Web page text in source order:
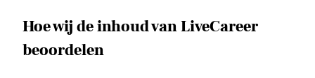
Hoe wij de inhoud van LiveCareer
beoordelen